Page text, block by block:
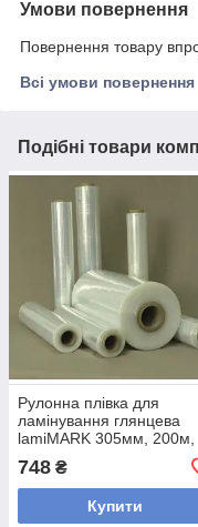
Умови повернення
Повернення товару
Всі умови повернення
Подібні товари
Рулонна плівка для
ламінування глянцева
lamiMARK 305мм, 200м,
32 мік,
748 ₴
Купити